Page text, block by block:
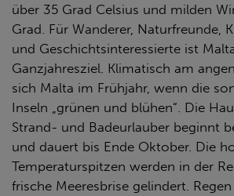
über 35 Grad Celsius und milden
Grad. Für Wanderer, Naturfreunde,
und Geschichtsinteressierte ist
Ganzjahresziel. Klimatisch am
sich Malta im Frühjahr, wenn die
Inseln „grünen und blühen“. Die
Strand- und Badeurlauber beginnt
und dauert bis Ende Oktober. Die
Temperaturspitzen werden in der
frische Meeresbrise gelindert.